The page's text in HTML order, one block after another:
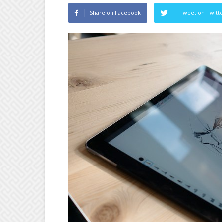
Share on Facebook Tweet on